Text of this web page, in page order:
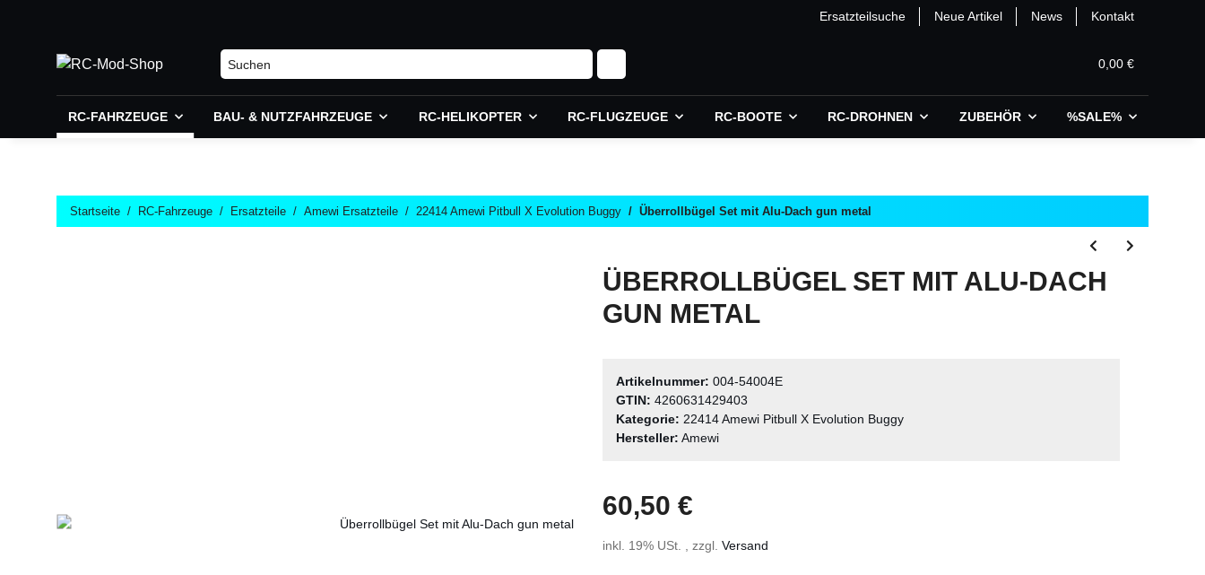
Ersatzteilsuche Neue Artikel News Kontakt
0,00 €
RC-FAHRZEUGE BAU- & NUTZFAHRZEUGE RC-HELIKOPTER RC-FLUGZEUGE RC-BOOTE RC-DROHNEN ZUBEHÖR %SALE%
Startseite RC-Fahrzeuge Ersatzteile Amewi Ersatzteile 22414 Amewi Pitbull X Evolution Buggy Überrollbügel Set mit Alu-Dach gun metal
ÜBERROLLBÜGEL SET MIT ALU-DACH
GUN METAL
Artikelnummer: 004-54004E
GTIN: 4260631429403
Kategorie: 22414 Amewi Pitbull X Evolution Buggy
Hersteller: Amewi
60,50 €
inkl. 19% USt. , zzgl. Versand